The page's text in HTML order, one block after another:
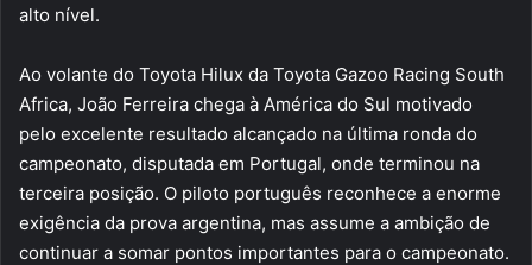
alto nível.
Ao volante do Toyota Hilux da Toyota Gazoo Racing South
Africa, João Ferreira chega à América do Sul motivado
pelo excelente resultado alcançado na última ronda do
campeonato, disputada em Portugal, onde terminou na
terceira posição. O piloto português reconhece a enorme
exigência da prova argentina, mas assume a ambição de
continuar a somar pontos importantes para o campeonato.